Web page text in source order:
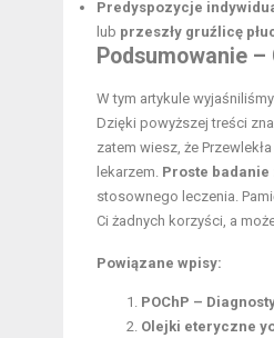
Predyspozycje
lub przeszły gruźlicę
Podsumowanie –
W tym artykule
Dzięki powyższej treści
zatem wiesz, że
lekarzem. Proste
stosownego leczenia.
Ci żadnych korzyści, a
Powiązane wpisy:
POChP –
Olejki eteryczne